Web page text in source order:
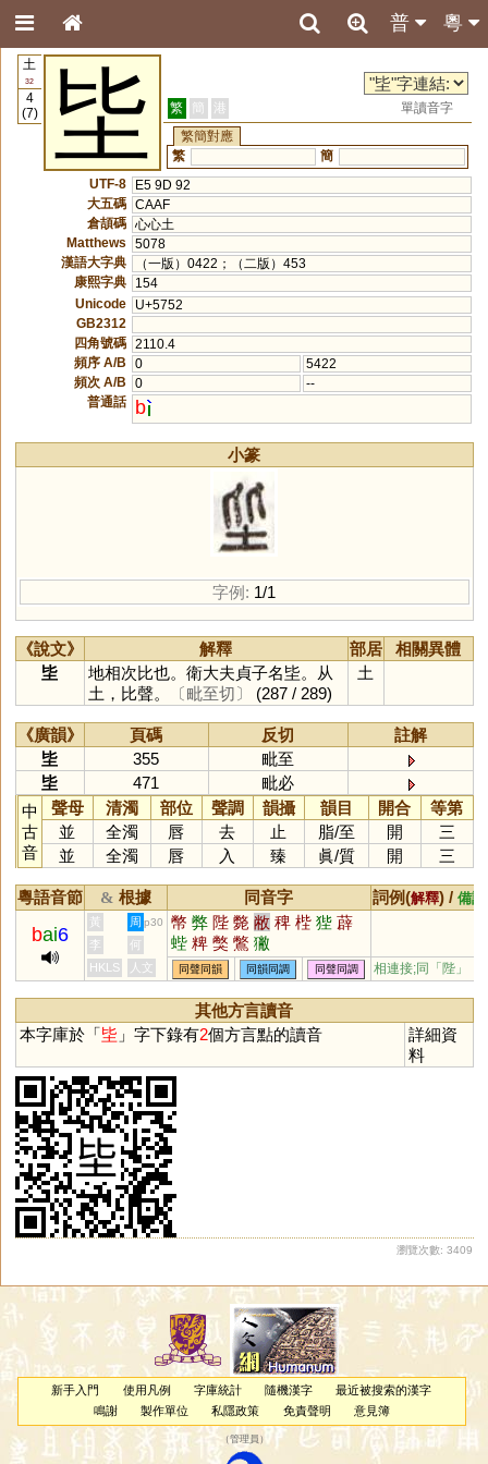
粵
普
土
32
4
(7)
坒 繁 簡 港
單讀音字
繁簡對應
繁
簡
UTF-8
E5 9D 92
大五碼 CAAF
倉頡碼 心心土
Matthews
5078
漢語大字典
（一版）0422；（二版）453
康熙字典
154
Unicode
U+5752
GB2312
四角號碼 2110.4
頻序 A/B
0
5422
頻次 A/B
0
--
普通話
b
小篆
字例: 1/1
《說文》 解釋 部居
相關異體
坒
地相次比也。衛大夫貞子名坒。从
土，比聲。
〔毗至切〕 (287 / 289)
土
《廣韻》 頁碼 反切
註解
坒
355
毗至
坒
471
毗必
中
古
音
聲母 清濁 部位 聲調 韻攝 韻目 開合
等第
並
全濁 唇 去 止 脂/至 開
三
並
全濁 唇 入 臻 眞/質 開 三
粵語音節 & 根據 同音字 詞例(解釋) / 備註
bai6
黃 周 p30 幣 弊 陛 斃 敝 稗 梐 狴 薜
蜌 粺 獘 鷩 獙
李
何
HKLS
人文 同聲同韻 同韻同調 同聲同調 相連接;同「 陛 」
其他方言讀音
本字庫於「坒 」字下錄有2個方言點的讀音
詳細資
料
瀏覽次數: 3409
新手入門 使用凡例 字庫統計 隨機漢字
最近被搜索的漢字
鳴謝
製作單位 私隱政策 免責聲明 意見簿
（管理員 ）